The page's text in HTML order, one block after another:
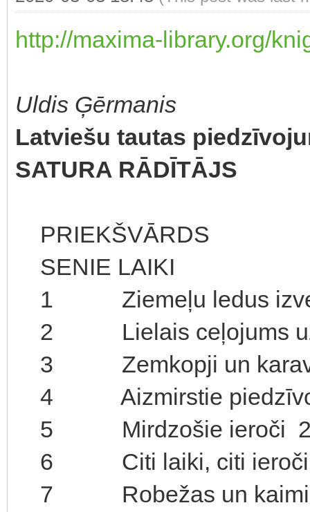
http://maxima-library.org/
Uldis Ģērmanis
Latviešu tautas
SATURA RĀDĪTĀJS
PRIEKŠVĀRDS
SENIE LAIKI
1 Ziemeļu ledus
2 Lielais ceļojums uz
3 Zemkopji un
4 Aizmirstie
5 Mirdzošie ieroči
6 Citi laiki, citi ieroči
7 Robežas un